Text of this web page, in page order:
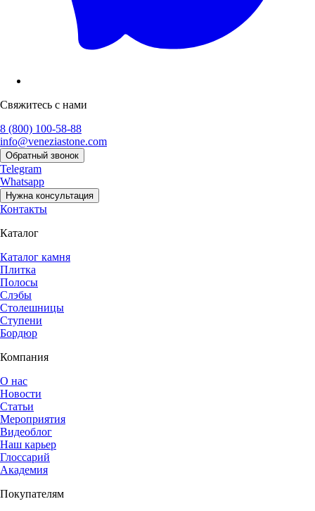
Свяжитесь с нами
8 (800) 100-58-88
info@veneziastone.com
Обратный звонок
Telegram
Whatsapp
Нужна консультация
Контакты
Каталог
Каталог камня
Плитка
Полосы
Слэбы
Столешницы
Ступени
Бордюр
Компания
О нас
Новости
Статьи
Мероприятия
Видеоблог
Наш карьер
Глоссарий
Академия
Покупателям